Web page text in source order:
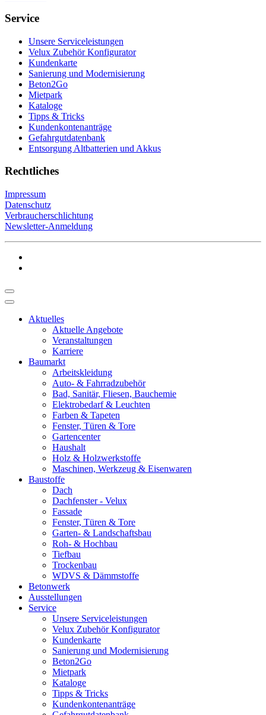
Service
Unsere Serviceleistungen
Velux Zubehör Konfigurator
Kundenkarte
Sanierung und Modernisierung
Beton2Go
Mietpark
Kataloge
Tipps & Tricks
Kundenkontenanträge
Gefahrgutdatenbank
Entsorgung Altbatterien und Akkus
Rechtliches
Impressum
Datenschutz
Verbraucherschlichtung
Newsletter-Anmeldung
Aktuelles
Aktuelle Angebote
Veranstaltungen
Karriere
Baumarkt
Arbeitskleidung
Auto- & Fahrradzubehör
Bad, Sanitär, Fliesen, Bauchemie
Elektrobedarf & Leuchten
Farben & Tapeten
Fenster, Türen & Tore
Gartencenter
Haushalt
Holz & Holzwerkstoffe
Maschinen, Werkzeug & Eisenwaren
Baustoffe
Dach
Dachfenster - Velux
Fassade
Fenster, Türen & Tore
Garten- & Landschaftsbau
Roh- & Hochbau
Tiefbau
Trockenbau
WDVS & Dämmstoffe
Betonwerk
Ausstellungen
Service
Unsere Serviceleistungen
Velux Zubehör Konfigurator
Kundenkarte
Sanierung und Modernisierung
Beton2Go
Mietpark
Kataloge
Tipps & Tricks
Kundenkontenanträge